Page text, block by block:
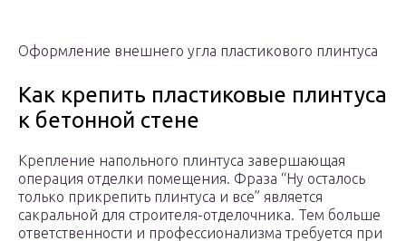
Оформление внешнего угла пластикового плинтуса
Как крепить пластиковые плинтуса
к бетонной стене
Крепление напольного плинтуса завершающая
операция отделки помещения. Фраза “Ну осталось
только прикрепить плинтуса и все” является
сакральной для строителя-отделочника. Тем больше
ответственности и профессионализма требуется при